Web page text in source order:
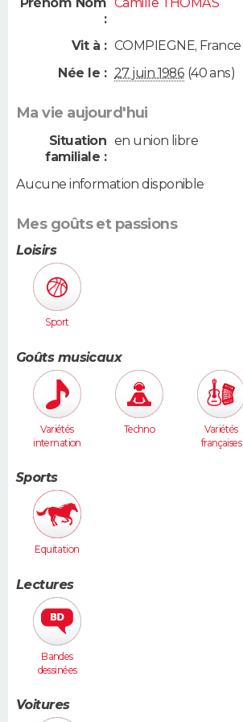
:
Vit à : COMPIEGNE, France
Née le : 27 juin 1986 (40 ans)
Ma vie aujourd'hui
Situation
familiale :
en union libre
Aucune information disponible
Mes goûts et passions
Loisirs
Sport
Goûts musicaux
Variétés
internation
Techno
Variétés
françaises
Sports
Equitation
Lectures
Bandes
dessinées
Voitures